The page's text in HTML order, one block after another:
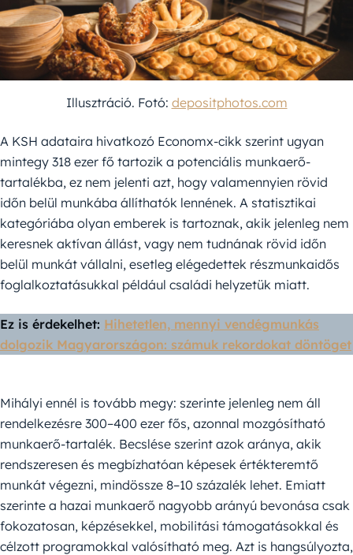
Illusztráció. Fotó: depositphotos.com
A KSH adataira hivatkozó Economx-cikk szerint ugyan
mintegy 318 ezer fő tartozik a potenciális munkaerő-
tartalékba, ez nem jelenti azt, hogy valamennyien rövid
időn belül munkába állíthatók lennének. A statisztikai
kategóriába olyan emberek is tartoznak, akik jelenleg nem
keresnek aktívan állást, vagy nem tudnának rövid időn
belül munkát vállalni, esetleg elégedettek részmunkaidős
foglalkoztatásukkal például családi helyzetük miatt.
Ez is érdekelhet: Hihetetlen, mennyi vendégmunkás
dolgozik Magyarországon: számuk rekordokat döntöget
Mihályi ennél is tovább megy: szerinte jelenleg nem áll
rendelkezésre 300–400 ezer fős, azonnal mozgósítható
munkaerő-tartalék. Becslése szerint azok aránya, akik
rendszeresen és megbízhatóan képesek értékteremtő
munkát végezni, mindössze 8–10 százalék lehet. Emiatt
szerinte a hazai munkaerő nagyobb arányú bevonása csak
fokozatosan, képzésekkel, mobilitási támogatásokkal és
célzott programokkal valósítható meg. Azt is hangsúlyozta,